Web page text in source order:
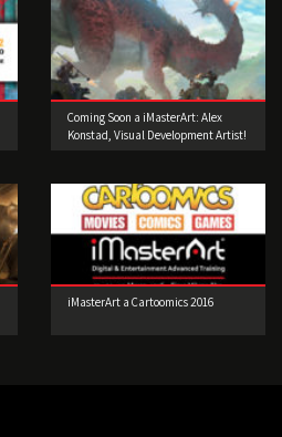
Coming Soon a iMasterArt: Alex
Konstad, Visual Development Artist!
iMasterArt a Cartoomics 2016